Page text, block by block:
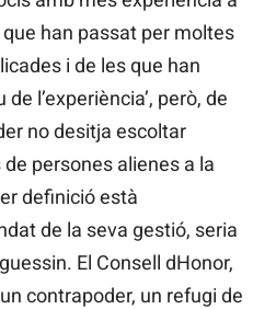
han passat per moltes
i de les que han
l’experiència’, però, de
no desitja escoltar
persones alienes a la
definició està
de la seva gestió, seria
El Consell dHonor,
contrapoder, un refugi de